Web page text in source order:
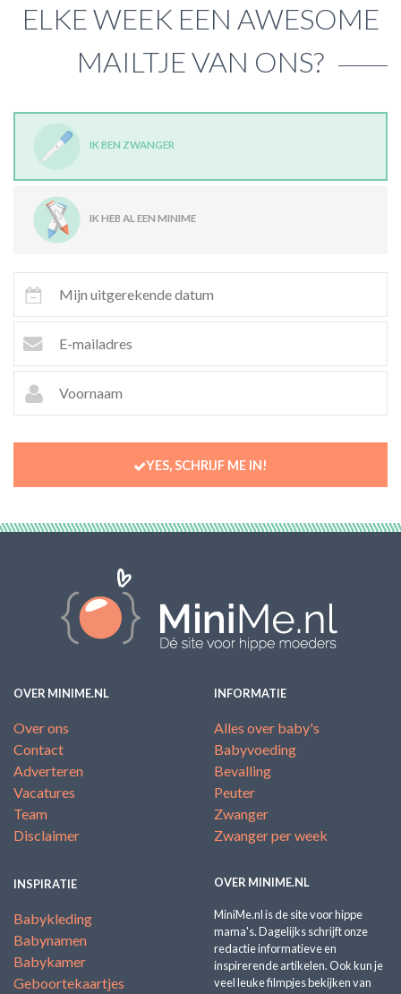
ELKE WEEK EEN AWESOME
MAILTJE VAN ONS?
IK BEN ZWANGER
IK HEB AL EEN MINIME
YES, SCHRIJF ME IN!
OVER MINIME.NL
Over ons
Contact
Adverteren
Vacatures
Team
Disclaimer
INFORMATIE
Alles over baby's
Babyvoeding
Bevalling
Peuter
Zwanger
Zwanger per week
INSPIRATIE
Babykleding
Babynamen
Babykamer
Geboortekaartjes
OVER MINIME.NL
MiniMe.nl is de site voor hippe
mama's. Dagelijks schrijft onze
redactie informatieve en
inspirerende artikelen. Ook kun je
veel leuke filmpjes bekijken van